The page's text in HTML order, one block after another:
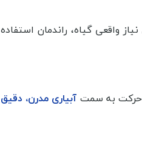
واقعی گیاه، راندمان استفاده
حرکت به سمت آبیاری مدرن، دقیق